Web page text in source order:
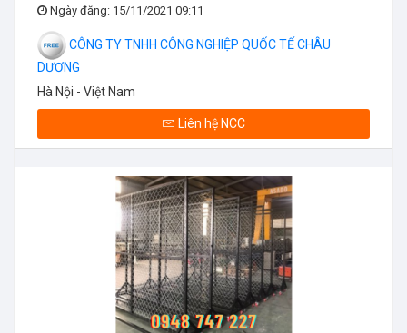
Ngày đăng: 15/11/2021 09:11
CÔNG TY TNHH CÔNG NGHIỆP QUỐC TẾ CHÂU
DƯƠNG
Hà Nội - Việt Nam
Liên hệ NCC